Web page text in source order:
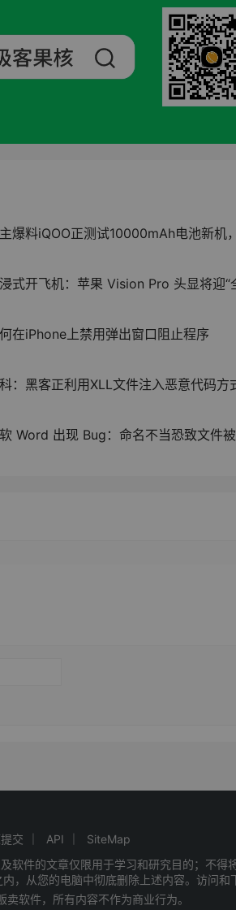
爆料iQOO正测试10000mAh电池新机，多家厂商入局“
式开飞机：苹果 Vision Pro 头显将迎“全球最先进飞行模拟器
在iPhone上禁用弹出窗口阻止程序
：黑客正利用XLL文件注入恶意代码方式攻
Word 出现 Bug：命名不当恐致文件
交 API
SiteMap
软件的文章仅限用于学习和研究目的；不
从您的电脑中彻底删除上述内容。访问和
软件，所有内容不作为商业行为。